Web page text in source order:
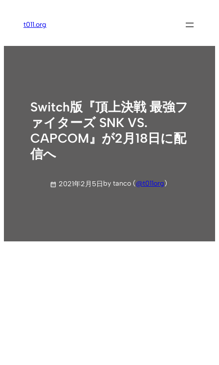
ス
t011.org
Switch版『頂上決戦 最強フ
ァイターズ SNK VS.
CAPCOM』が2月18日に配
信へ
2021年2月5日by tanco (@t011org)